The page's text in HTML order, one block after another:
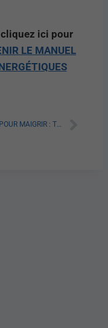
ici pour
LE MANUEL
PIERRE POUR MAIGRIR : TOUT SAVOIR SUR SES BIENFAITS !